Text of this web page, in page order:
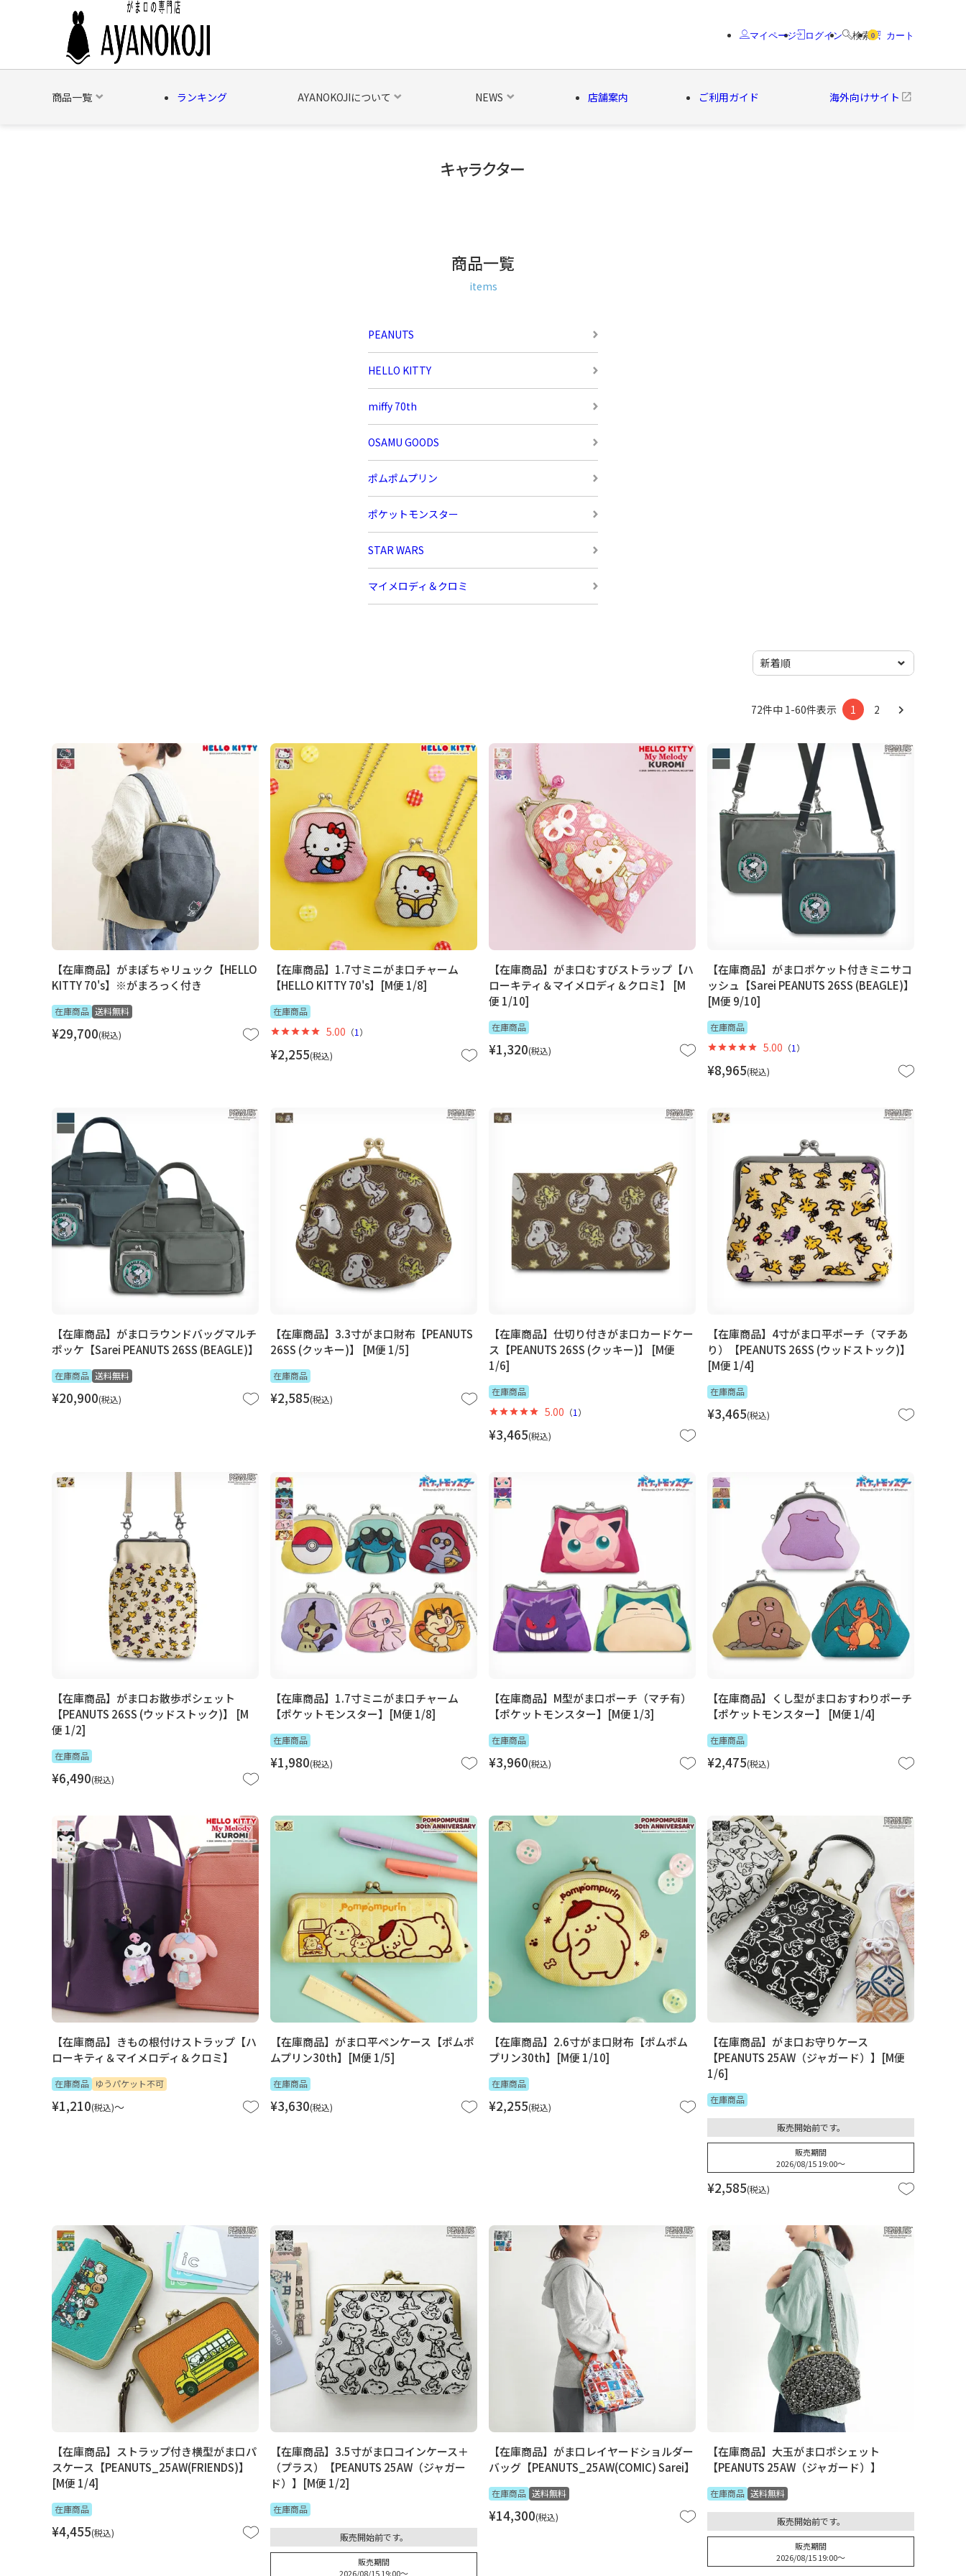
マイページ ログイン 検索 0 カート
商品一覧 ランキング AYANOKOJIについて NEWS 店舗案内 ご利用ガイド 海外向けサイト
ベルト・関連商品 新商品
キャラクター
商品一覧
items
PEANUTS
HELLO KITTY
miffy 70th
OSAMU GOODS
ポムポムプリン
ポケットモンスター
STAR WARS
マイメロディ＆クロミ
72件中 1-60件表示 1 2
【在庫商品】がまぽちゃリュック【HELLO
KITTY 70's】※がまろっく付き
在庫商品 送料無料
¥29,700 税込
【在庫商品】1.7寸ミニがま口チャーム
【HELLO KITTY 70's】[M便 1/8]
在庫商品
¥2,255 税込
5.00 （1 ）
【在庫商品】がま口むすびストラップ【ハ
ローキティ＆マイメロディ＆クロミ】 [M
便 1/10]
在庫商品
¥1,320 税込
【在庫商品】がま口ポケット付きミニサコ
ッシュ【Sarei PEANUTS 26SS (BEAGLE)】
[M便 9/10]
在庫商品
¥8,965 税込
5.00 （1 ）
【在庫商品】がま口ラウンドバッグマルチ
ポッケ【Sarei PEANUTS 26SS (BEAGLE)】
在庫商品 送料無料
¥20,900 税込
【在庫商品】3.3寸がま口財布【PEANUTS
26SS (クッキー)】 [M便 1/5]
在庫商品
¥2,585 税込
【在庫商品】仕切り付きがま口カードケー
ス【PEANUTS 26SS (クッキー)】 [M便
1/6]
在庫商品
¥3,465 税込
5.00 （1 ）
【在庫商品】4寸がま口平ポーチ（マチあ
り）【PEANUTS 26SS (ウッドストック)】
[M便 1/4]
在庫商品
¥3,465 税込
【在庫商品】がま口お散歩ポシェット
【PEANUTS 26SS (ウッドストック)】 [M
便 1/2]
在庫商品
¥6,490 税込
【在庫商品】1.7寸ミニがま口チャーム
【ポケットモンスター】[M便 1/8]
在庫商品
¥1,980 税込
【在庫商品】M型がま口ポーチ（マチ有）
【ポケットモンスター】[M便 1/3]
在庫商品
¥3,960 税込
【在庫商品】くし型がま口おすわりポーチ
【ポケットモンスター】 [M便 1/4]
在庫商品
¥2,475 税込
【在庫商品】きもの根付けストラップ【ハ
ローキティ＆マイメロディ＆クロミ】
在庫商品 ゆうパケット不可
¥1,210 税込 〜
【在庫商品】がま口平ペンケース【ポムポ
ムプリン30th】[M便 1/5]
在庫商品
¥3,630 税込
【在庫商品】2.6寸がま口財布【ポムポム
プリン30th】[M便 1/10]
在庫商品
¥2,255 税込
【在庫商品】がま口お守りケース
【PEANUTS 25AW（ジャガード）】[M便
1/6]
在庫商品
¥2,585 税込
販売開始前です。
販売期間
2026/08/15 19:00〜
【在庫商品】ストラップ付き横型がま口パ
スケース【PEANUTS_25AW(FRIENDS)】
[M便 1/4]
在庫商品
¥4,455 税込
【在庫商品】3.5寸がま口コインケース＋
（プラス）【PEANUTS 25AW（ジャガー
ド）】[M便 1/2]
在庫商品
販売開始前です。
販売期間
2026/08/15 19:00〜
【在庫商品】がま口レイヤードショルダー
バッグ【PEANUTS_25AW(COMIC) Sarei】
在庫商品 送料無料
¥14,300 税込
【在庫商品】大玉がま口ポシェット
【PEANUTS 25AW（ジャガード）】
在庫商品 送料無料
販売開始前です。
販売期間
2026/08/15 19:00〜